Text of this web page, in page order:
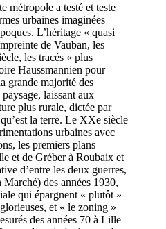
métropole a testé et teste
urbaines imaginées
L’héritage « quasi
de Vauban, les
les tracés « plus
Haussmannien pour
grande majorité des
laissant aux
plus rurale, dictée par
la terre. Le XXe siècle
urbaines avec
les premiers plans
et de Gréber à Roubaix et
d’entre les deux guerres,
des années 1930,
qui épargnent « plutôt »
et « le zoning »
des années 70 à Lille